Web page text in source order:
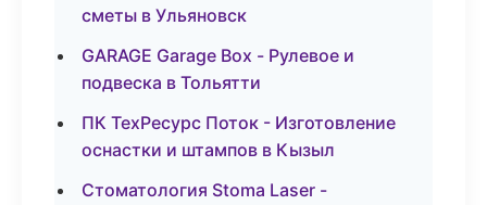
сметы в Ульяновск
GARAGE Garage Box - Рулевое и
подвеска в Тольятти
ПК ТехРесурс Поток - Изготовление
оснастки и штампов в Кызыл
Стоматология Stoma Laser -